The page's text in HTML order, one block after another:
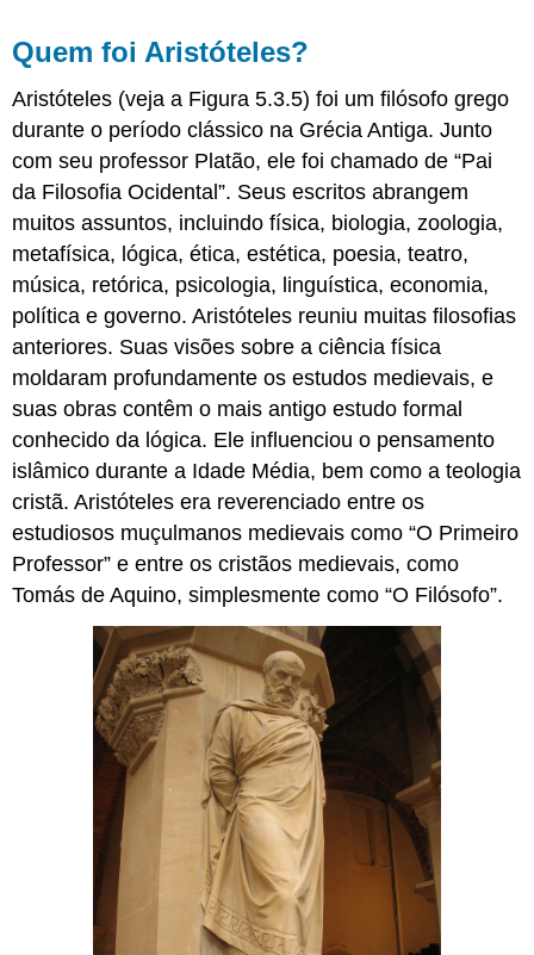
Quem foi Aristóteles?
Aristóteles (veja a Figura 5.3.5) foi um filósofo grego
durante o período clássico na Grécia Antiga. Junto
com seu professor Platão, ele foi chamado de “Pai
da Filosofia Ocidental”. Seus escritos abrangem
muitos assuntos, incluindo física, biologia, zoologia,
metafísica, lógica, ética, estética, poesia, teatro,
música, retórica, psicologia, linguística, economia,
política e governo. Aristóteles reuniu muitas filosofias
anteriores. Suas visões sobre a ciência física
moldaram profundamente os estudos medievais, e
suas obras contêm o mais antigo estudo formal
conhecido da lógica. Ele influenciou o pensamento
islâmico durante a Idade Média, bem como a teologia
cristã. Aristóteles era reverenciado entre os
estudiosos muçulmanos medievais como “O Primeiro
Professor” e entre os cristãos medievais, como
Tomás de Aquino, simplesmente como “O Filósofo”.